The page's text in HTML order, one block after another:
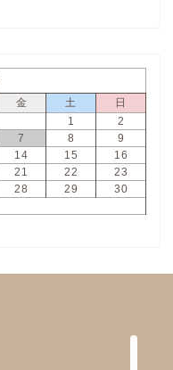
金 土
日
1
2
7 8
9
14 15
16
21 22
23
28 29
30